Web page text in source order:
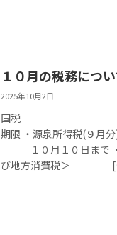
１０月の税務につ
2025年10月2日
期限 ・源泉所得税(
１０月１０日まで ・
び地方消費税＞